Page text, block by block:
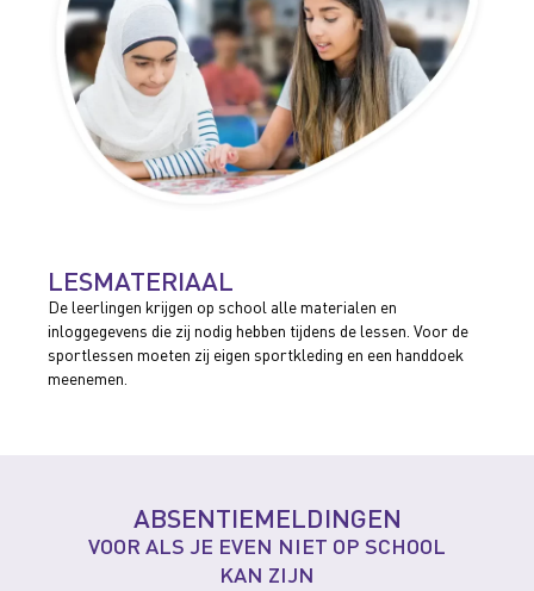
LESMATERIAAL
De leerlingen krijgen op school alle materialen en
inloggegevens die zij nodig hebben tijdens de lessen. Voor de
sportlessen moeten zij eigen sportkleding en een handdoek
meenemen.
ABSENTIEMELDINGEN
VOOR ALS JE EVEN NIET OP SCHOOL
KAN ZIJN